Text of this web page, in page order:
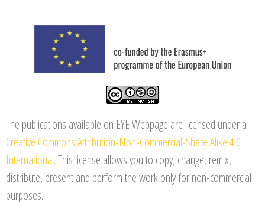
The publications available on EYE Webpage are licensed under a
Creative Commons Attribution-Non-Commercial-Share Alike 4.0
International.This license allows you to copy, change, remix,
distribute, present and perform the work only for non-commercial
purposes.